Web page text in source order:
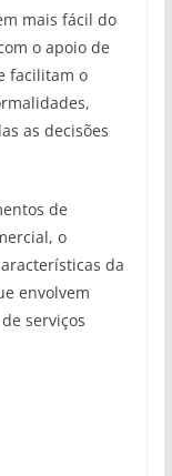
mais fácil do
o apoio de
facilitam o
as decisões
de
o
da
envolvem
serviços